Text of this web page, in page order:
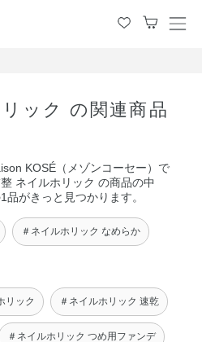
メ
ック の関連商品
KOSÉ（メゾンコーセー）で
ネイルホリック の商品の中
がきっと見つかります。
＃ネイルホリック なめらか
リック ＃ネイルホリック 速乾
＃ネイルホリック つめ用ファンデ